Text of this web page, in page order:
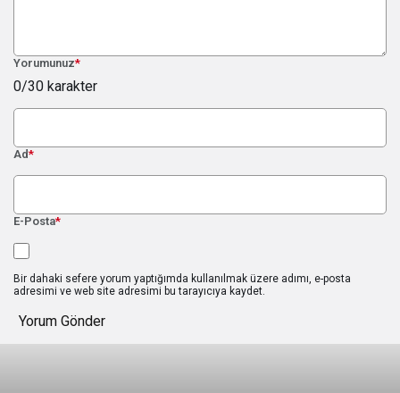
Yorumunuz*
0/30 karakter
Ad*
E-Posta*
Bir dahaki sefere yorum yaptığımda kullanılmak üzere adımı, e-posta
adresimi ve web site adresimi bu tarayıcıya kaydet.
Yorum Gönder